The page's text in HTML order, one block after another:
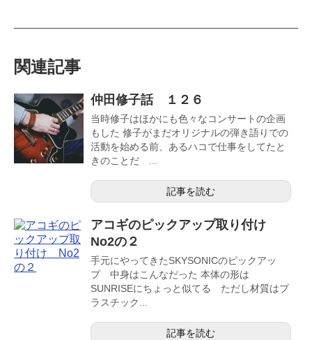
関連記事
仲田修子話 １２６
当時修子はほかにも色々なコンサートの企画
もした 修子がまだオリジナルの弾き語りでの
活動を始める前、あるハコで仕事をしてたと
きのことだ ...
記事を読む
アコギのピックアップ取り付け
No2の２
手元にやってきたSKYSONICのピックアッ
プ 中身はこんなだった 本体の形は
SUNRISEにちょっと似てる ただし材質はプ
ラスチック...
記事を読む